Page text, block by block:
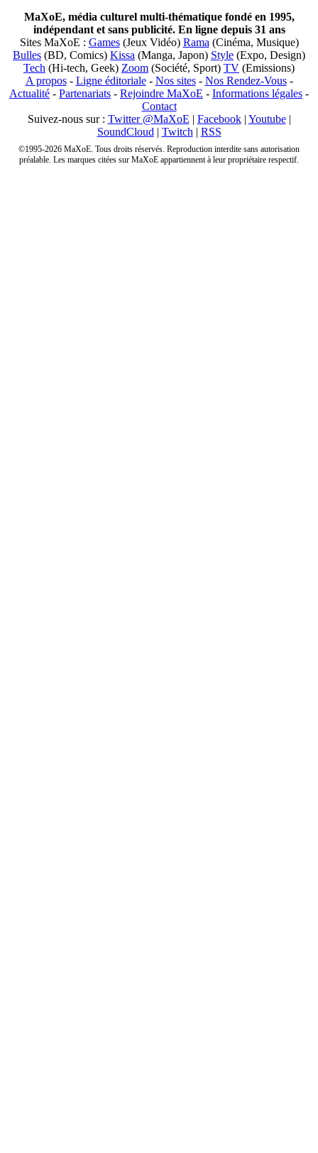
MaXoE, média culturel multi-thématique fondé en 1995,
indépendant et sans publicité. En ligne depuis 31 ans
Sites MaXoE : Games(Jeux Vidéo) Rama (Cinéma, Musique)
Bulles (BD, Comics) Kissa (Manga, Japon) Style (Expo, Design)
Tech (Hi-tech, Geek) Zoom (Société, Sport) TV (Emissions)
A propos- Ligne éditoriale- Nos sites- Nos Rendez-Vous-
Actualité - Partenariats - Rejoindre MaXoE - Informations légales -
Contact
Suivez-nous sur : Twitter @MaXoE | Facebook| Youtube|
SoundCloud | Twitch | RSS
©1995-2026 MaXoE. Tous droits réservés. Reproduction interdite sans autorisation
préalable. Les marques citées sur MaXoE appartiennent à leur propriétaire respectif.